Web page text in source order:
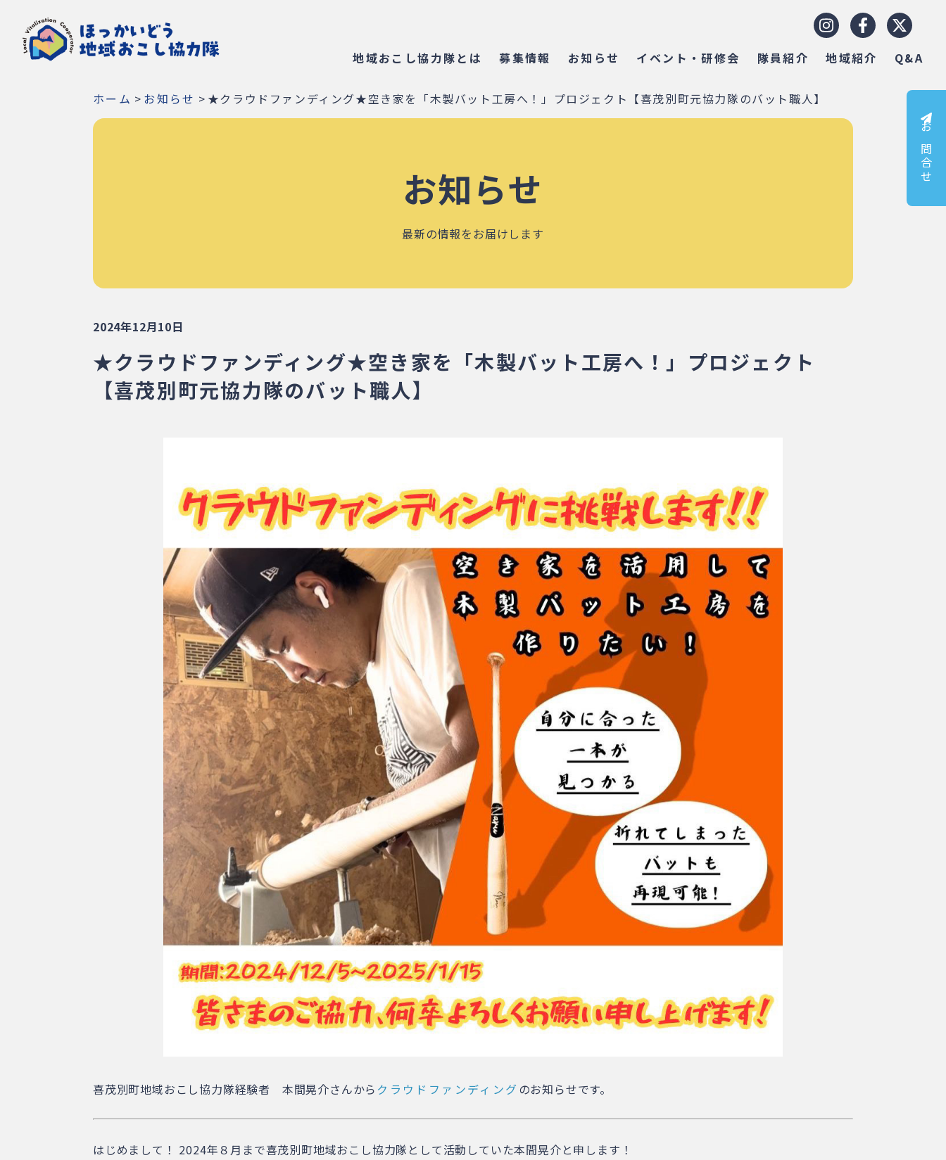
地域おこし協力隊とは 募集情報 お知らせ イベント・研修会 隊員紹介 地域紹介 Q&A
お問合せ
ホーム > お知らせ > ★クラウドファンディング★空き家を「木製バット工房へ！」プロジェクト【喜茂別町元協力隊のバット職人】
お知らせ
最新の情報をお届けします
2024年12月10日
★クラウドファンディング★空き家を「木製バット工房へ！」プロジェクト
【喜茂別町元協力隊のバット職人】
喜茂別町地域おこし協力隊経験者 本間晃介さんから クラウドファンディング のお知らせです。
はじめまして！ 2024年８月まで喜茂別町地域おこし協力隊として活動していた本間晃介と申します！